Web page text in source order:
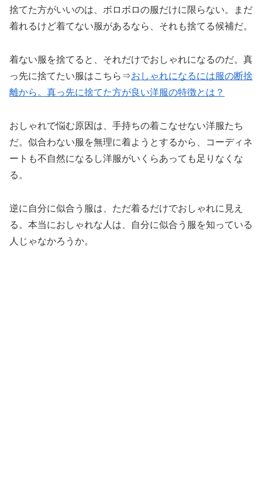
捨てた方がいいのは、ボロボロの服だけに限らない。まだ
着れるけど着てない服があるなら、それも捨てる候補だ。
着ない服を捨てると、それだけでおしゃれになるのだ。真
っ先に捨てたい服はこちら⇒おしゃれになるには服の断捨
離から。真っ先に捨てた方が良い洋服の特徴とは？
おしゃれで悩む原因は、手持ちの着こなせない洋服たち
だ。似合わない服を無理に着ようとするから、コーディネ
ートも不自然になるし洋服がいくらあっても足りなくな
る。
逆に自分に似合う服は、ただ着るだけでおしゃれに見え
る。本当におしゃれな人は、自分に似合う服を知っている
人じゃなかろうか。